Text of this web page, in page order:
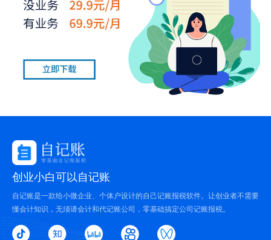
创业小白可以自记账
自记账是一款给小微企业、个体户设计的自己记账报税软件。让创业者不需要
懂会计知识，无须请会计和代记账公司，零基础搞定公司记账报税。